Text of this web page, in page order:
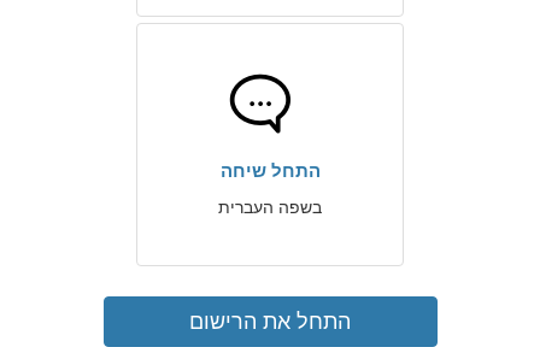
התחל שיחה
בשפה העברית
התחל את הרישום